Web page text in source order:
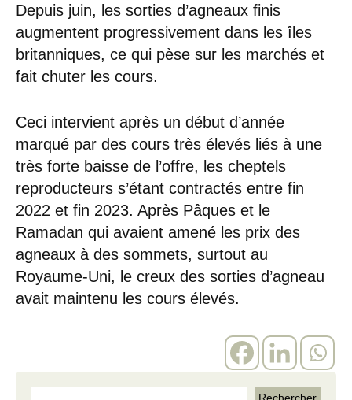
Depuis juin, les sorties d’agneaux finis
augmentent progressivement dans les îles
britanniques, ce qui pèse sur les marchés et
fait chuter les cours.
Ceci intervient après un début d’année
marqué par des cours très élevés liés à une
très forte baisse de l’offre, les cheptels
reproducteurs s’étant contractés entre fin
2022 et fin 2023. Après Pâques et le
Ramadan qui avaient amené les prix des
agneaux à des sommets, surtout au
Royaume-Uni, le creux des sorties d’agneau
avait maintenu les cours élevés.